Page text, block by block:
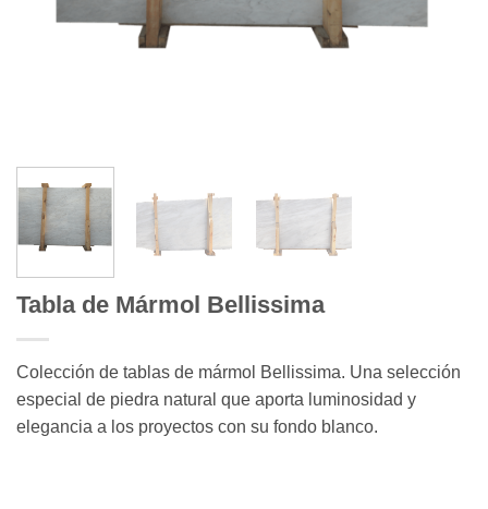
Tabla de Mármol Bellissima
Colección de tablas de mármol Bellissima. Una selección
especial de piedra natural que aporta luminosidad y
elegancia a los proyectos con su fondo blanco.